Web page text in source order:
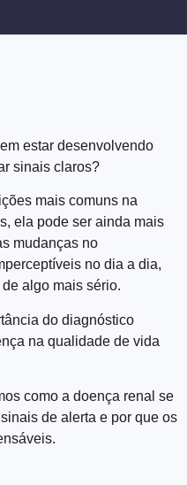
estar desenvolvendo
sinais claros?
mais comuns na
ela pode ser ainda mais
mudanças no
no dia a dia,
algo mais sério.
do diagnóstico
na qualidade de vida
como a doença renal se
de alerta e por que os